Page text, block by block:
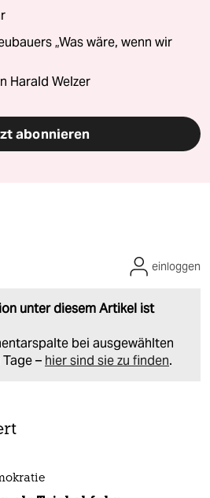
„Was wäre, wenn wir
Harald Welzer
abonnieren
unter diesem Artikel ist
bei ausgewählten
– hier sind sie zu finden.
einloggen